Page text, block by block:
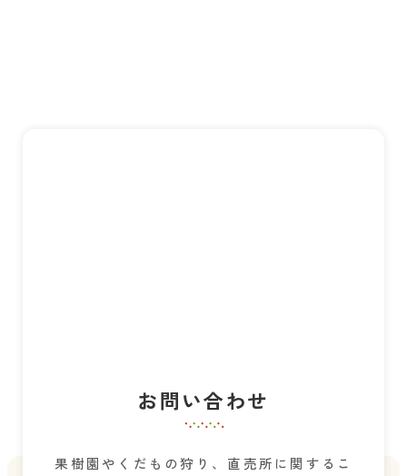
お問い合わせ
果樹園やくだもの狩り、直売所に関するこ